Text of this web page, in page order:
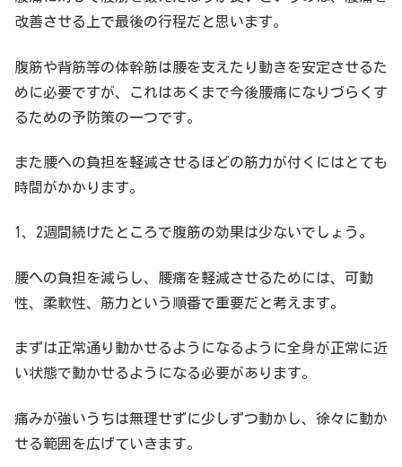
改善させる上で最後の行程だと思います。
腹筋や背筋等の体幹筋は腰を支えたり動きを安定させるた
めに必要ですが、これはあくまで今後腰痛になりづらくす
るための予防策の一つです。
また腰への負担を軽減させるほどの筋力が付くにはとても
時間がかかります。
1、2週間続けたところで腹筋の効果は少ないでしょう。
腰への負担を減らし、腰痛を軽減させるためには、可動
性、柔軟性、筋力という順番で重要だと考えます。
まずは正常通り動かせるようになるように全身が正常に近
い状態で動かせるようになる必要があります。
痛みが強いうちは無理せずに少しずつ動かし、徐々に動か
せる範囲を広げていきます。